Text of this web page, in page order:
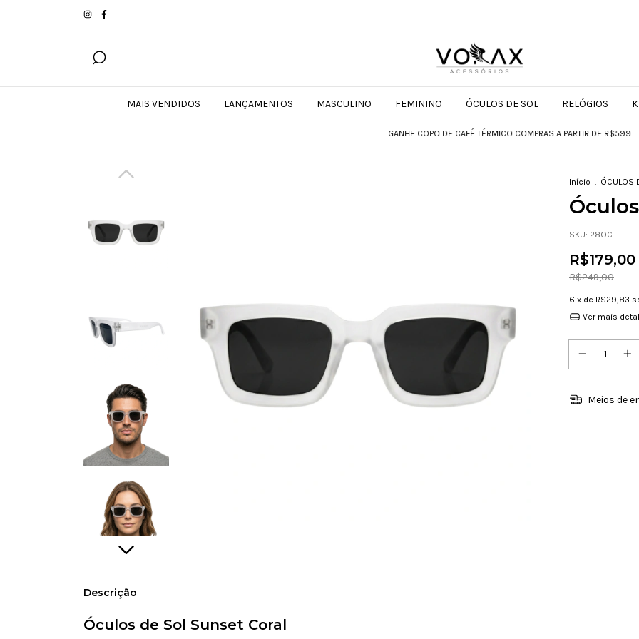
MAIS VENDIDOS LANÇAMENTOS MASCULINO FEMININO ÓCULOS DE SOL RELÓGIOS
GANHE COPO DE CAFÉ TÉRMICO COMPRAS A PARTIR DE R$599
Início . ÓCULOS
SKU: 28OC
R$179,00
R$249,00
6 x de R$29,83
Ver mais
Meios de
Descrição
Óculos de Sol Sunset Coral